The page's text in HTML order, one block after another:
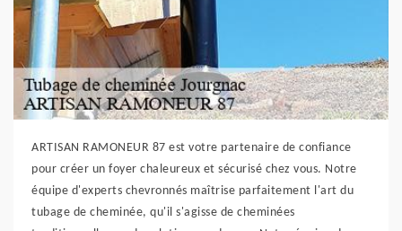
ARTISAN RAMONEUR 87 est votre partenaire de confiance
pour créer un foyer chaleureux et sécurisé chez vous. Notre
équipe d'experts chevronnés maîtrise parfaitement l'art du
tubage de cheminée, qu'il s'agisse de cheminées